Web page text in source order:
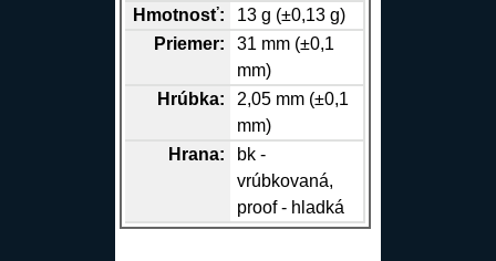
Hmotnosť:
13 g (±0,13 g)
Priemer:
31 mm (±0,1
mm)
Hrúbka:
2,05 mm (±0,1
mm)
Hrana:
bk -
vrúbkovaná,
proof - hladká